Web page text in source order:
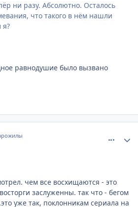
ни разу. Абсолютно. Осталось
что такого в нём нашли
равнодушие было вызвано
чем все восхищаются - это
заслуженны. так что - бегом
уже так, поклонникам сериала на